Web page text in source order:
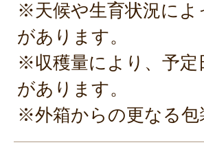
※天候や生育状況によ
があります。
※収穫量により、予定
があります。
※外箱からの更なる